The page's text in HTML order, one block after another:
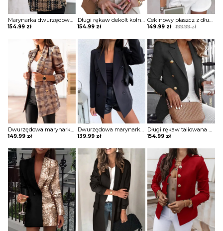
Marynarka dwurzędowy blezer kurtka Kyle
154.99 zł
Długi rękaw dekolt kołnierzyk klapy guziki zapinana jednolita dopasowana elegancka dłuższa marynarka Audrye
154.99 zł
Cekinowy płaszcz z długim rękawem i odkrytym przodem kurtka Deborah
199.99zł
Original
was:
199.99 zł.
149.99 zł
Current
is:
149.99 zł.
Dwurzędowa marynarka w kratę z wyciętym dekoltem kurtka Jayna
149.99 zł
Dwurzędowa marynarka z długim rękawem i solidnym wykończeniem kurtka Katherina
139.99 zł
Długi rękaw taliowana guziki jednolita bez wzoru elegancka do pracy marynarka Dedda
154.99 zł